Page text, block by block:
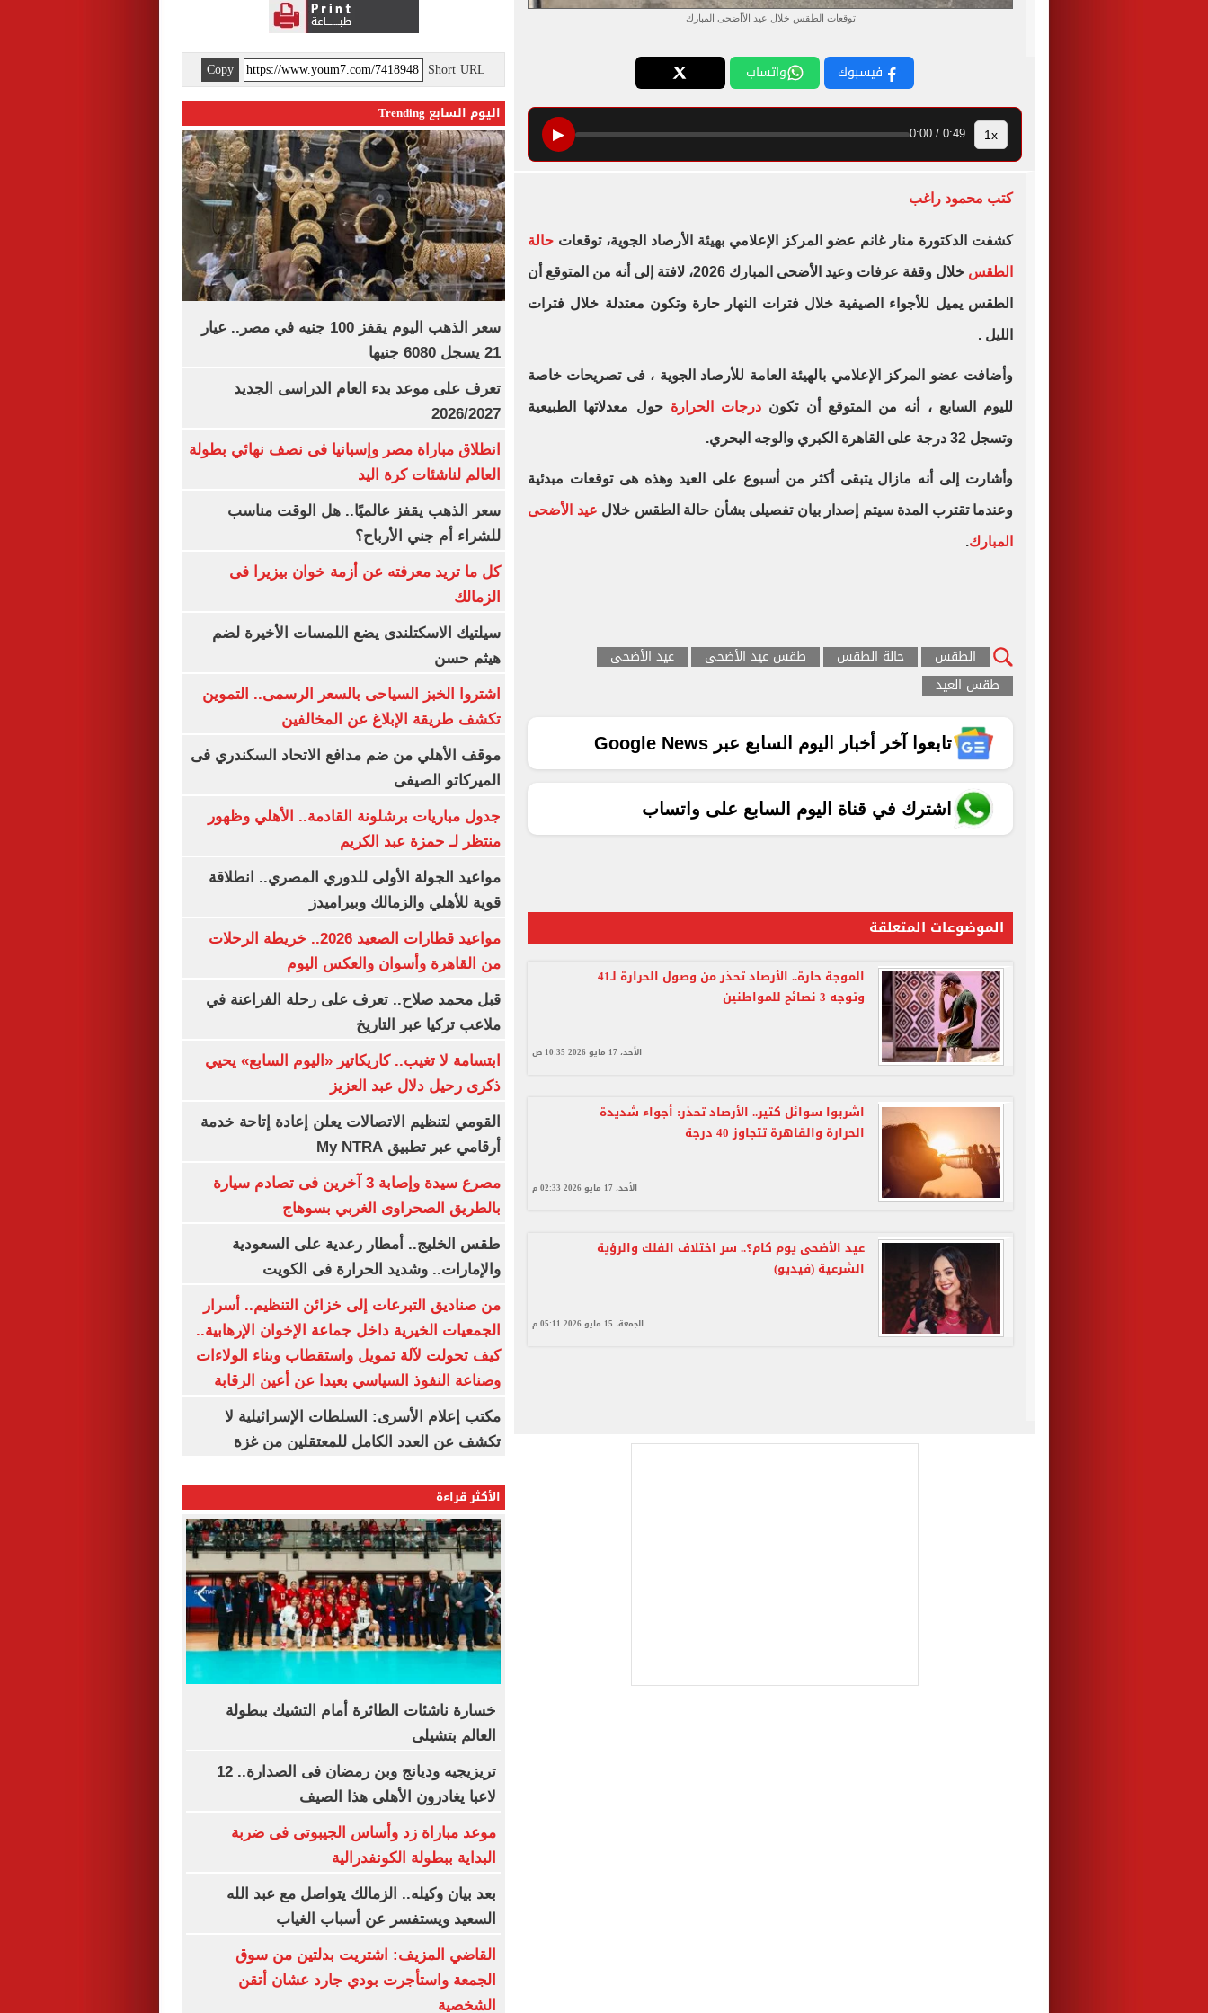
توقعات الطقس خلال عيد الأأضحى المبارك
فيسبوك واتساب
▶ 0:49 / 0:00 1x
كتب محمود راغب
كشفت الدكتورة منار غانم عضو المركز الإعلامي بهيئة الأرصاد الجوية، توقعات حالة
الطقس خلال وقفة عرفات وعيد الأضحى المبارك 2026، لافتة إلى أنه من المتوقع أن
الطقس يميل للأجواء الصيفية خلال فترات النهار حارة وتكون معتدلة خلال فترات
الليل .
وأضافت عضو المركز الإعلامي بالهيئة العامة للأرصاد الجوية ، فى تصريحات خاصة
لليوم السابع ، أنه من المتوقع أن تكون درجات الحرارة حول معدلاتها الطبيعية
وتسجل 32 درجة على القاهرة الكبري والوجه البحري.
وأشارت إلى أنه مازال يتبقى أكثر من أسبوع على العيد وهذه هى توقعات مبدئية
وعندما تقترب المدة سيتم إصدار بيان تفصيلى بشأن حالة الطقس خلال عيد الأضحى
المبارك.
الطقس حالة الطقس طقس عيد الأضحى
عيد الأضحى
طقس العيد
تابعوا آخر أخبار اليوم السابع عبر Google News
اشترك في قناة اليوم السابع على واتساب
الموضوعات المتعلقة
الموجة حارة.. الأرصاد تحذر من وصول الحرارة لـ41
وتوجه 3 نصائح للمواطنين
الأحد، 17 مايو 2026 10:35 ص
اشربوا سوائل كتير.. الأرصاد تحذر: أجواء شديدة
الحرارة والقاهرة تتجاوز 40 درجة
الأحد، 17 مايو 2026 02:33 م
عيد الأضحى يوم كام؟.. سر اختلاف الفلك والرؤية
الشرعية (فيديو)
الجمعة، 15 مايو 2026 05:11 م
Short URL
Copy
اليوم السابع Trending
سعر الذهب اليوم يقفز 100 جنيه في مصر.. عيار
21 يسجل 6080 جنيها
تعرف على موعد بدء العام الدراسى الجديد
2026/2027
انطلاق مباراة مصر وإسبانيا فى نصف نهائي بطولة
العالم لناشئات كرة اليد
سعر الذهب يقفز عالميًا.. هل الوقت مناسب
للشراء أم جني الأرباح؟
كل ما تريد معرفته عن أزمة خوان بيزيرا فى
الزمالك
سيلتيك الاسكتلندى يضع اللمسات الأخيرة لضم
هيثم حسن
اشتروا الخبز السياحى بالسعر الرسمى.. التموين
تكشف طريقة الإبلاغ عن المخالفين
موقف الأهلي من ضم مدافع الاتحاد السكندري فى
الميركاتو الصيفى
جدول مباريات برشلونة القادمة.. الأهلي وظهور
منتظر لـ حمزة عبد الكريم
مواعيد الجولة الأولى للدوري المصري.. انطلاقة
قوية للأهلي والزمالك وبيراميدز
مواعيد قطارات الصعيد 2026.. خريطة الرحلات
من القاهرة وأسوان والعكس اليوم
قبل محمد صلاح.. تعرف على رحلة الفراعنة في
ملاعب تركيا عبر التاريخ
ابتسامة لا تغيب.. كاريكاتير «اليوم السابع» يحيي
ذكرى رحيل دلال عبد العزيز
القومي لتنظيم الاتصالات يعلن إعادة إتاحة خدمة
أرقامي عبر تطبيق My NTRA
مصرع سيدة وإصابة 3 آخرين فى تصادم سيارة
بالطريق الصحراوى الغربي بسوهاج
طقس الخليج.. أمطار رعدية على السعودية
والإمارات.. وشديد الحرارة فى الكويت
من صناديق التبرعات إلى خزائن التنظيم.. أسرار
الجمعيات الخيرية داخل جماعة الإخوان الإرهابية..
كيف تحولت لآلة تمويل واستقطاب وبناء الولاءات
وصناعة النفوذ السياسي بعيدا عن أعين الرقابة
مكتب إعلام الأسرى: السلطات الإسرائيلية لا
تكشف عن العدد الكامل للمعتقلين من غزة
الأكثر قراءة
خسارة ناشئات الطائرة أمام التشيك ببطولة
العالم بتشيلى
تريزيجيه وديانج وبن رمضان فى الصدارة.. 12
لاعبا يغادرون الأهلى هذا الصيف
موعد مباراة زد وأساس الجيبوتى فى ضربة
البداية ببطولة الكونفدرالية
بعد بيان وكيله.. الزمالك يتواصل مع عبد الله
السعيد ويستفسر عن أسباب الغياب
القاضي المزيف: اشتريت بدلتين من سوق
الجمعة واستأجرت بودي جارد عشان أتقن
الشخصية